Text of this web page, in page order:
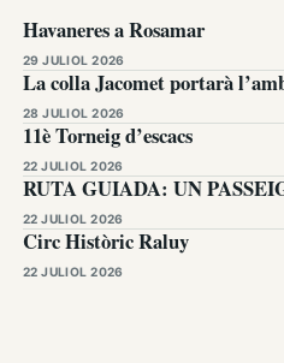
Havaneres a Rosamar
29 JULIOL 2026
La colla Jacomet portarà
28 JULIOL 2026
11è Torneig d’escacs
22 JULIOL 2026
RUTA GUIADA: UN
22 JULIOL 2026
Circ Històric Raluy
22 JULIOL 2026